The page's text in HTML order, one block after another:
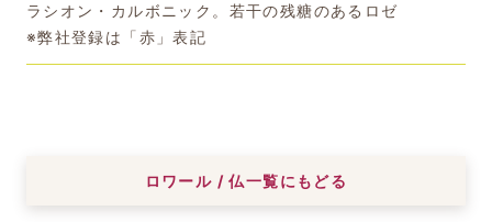
ラシオン・カルボニック。若干の残糖のあるロゼ
※弊社登録は「赤」表記
ロワール / 仏一覧にもどる